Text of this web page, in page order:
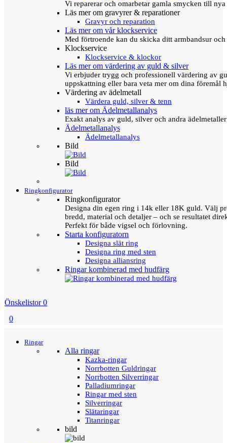
Vi reparerar och omarbetar gamla smycken till
Läs mer om gravyrer & reparationer
Gravyr och reparation
Läs mer om vår klockservice
Med förtroende kan du skicka ditt armbandsur
Klockservice
Klockservice & klockor
Läs mer om värdering av guld & silver
Vi erbjuder trygg och professionell värdering av
uppskattning eller bara veta mer om dina föremål
Värdering av ädelmetall
Värdera guld, silver & tenn
läs mer om Ädelmetallanalys
Exakt analys av guld, silver och andra
Ädelmetallanalys
Ädelmetallanalys
Bild
Bild
Ringkonfigurator
Ringkonfigurator
Designa din egen ring i 14k eller 18K guld. Välj
bredd, material och detaljer – och se resultatet
Perfekt för både vigsel och förlovning.
Starta konfiguratorn
Designa slät ring
Designa ring med sten
Designa alliansring
Ringar kombinerad med hudfärg
Önskelistor 0
0
Ringar
Alla ringar
Kazka-ringar
Norrbotten Guldringar
Norrbotten Silverringar
Palladiumringar
Ringar med sten
Silverringar
Slätaringar
Titanringar
bild